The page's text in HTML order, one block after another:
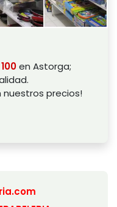
en Astorga;
nuestros precios!